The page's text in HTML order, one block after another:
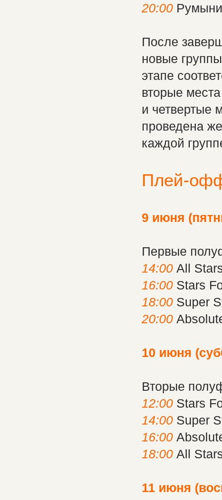
20:00
После
новые
этапе
вторые
и четвертые
проведена
каждой
Плей-
9 июня
Первые
14:00 All
16:00 Stars
18:00 Super
20:00
10 июня
Вторые
12:00 Stars
14:00 Super
16:00
18:00 All
11 июня